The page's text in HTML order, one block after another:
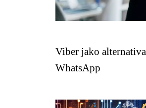
Viber jako alternativa
WhatsApp